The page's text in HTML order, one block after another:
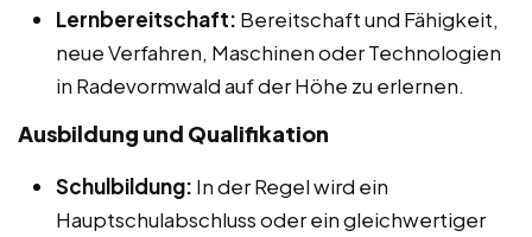
Lernbereitschaft: Bereitschaft und Fähigkeit,
neue Verfahren, Maschinen oder Technologien
in Radevormwald auf der Höhe zu erlernen.
Ausbildung und Qualifikation
Schulbildung: In der Regel wird ein
Hauptschulabschluss oder ein gleichwertiger